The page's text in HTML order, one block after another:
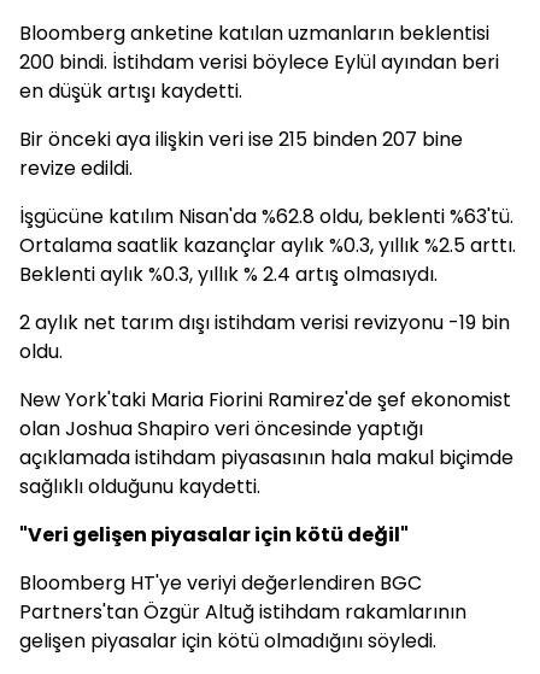
Bloomberg anketine katılan uzmanların beklentisi
200 bindi. İstihdam verisi böylece Eylül ayından beri
en düşük artışı kaydetti.
Bir önceki aya ilişkin veri ise 215 binden 207 bine
revize edildi.
İşgücüne katılım Nisan'da %62.8 oldu, beklenti %63'tü.
Ortalama saatlik kazançlar aylık %0.3, yıllık %2.5 arttı.
Beklenti aylık %0.3, yıllık % 2.4 artış olmasıydı.
2 aylık net tarım dışı istihdam verisi revizyonu -19 bin
oldu.
New York'taki Maria Fiorini Ramirez'de şef ekonomist
olan Joshua Shapiro veri öncesinde yaptığı
açıklamada istihdam piyasasının hala makul biçimde
sağlıklı olduğunu kaydetti.
"Veri gelişen piyasalar için kötü değil"
Bloomberg HT'ye veriyi değerlendiren BGC
Partners'tan Özgür Altuğ istihdam rakamlarının
gelişen piyasalar için kötü olmadığını söyledi.